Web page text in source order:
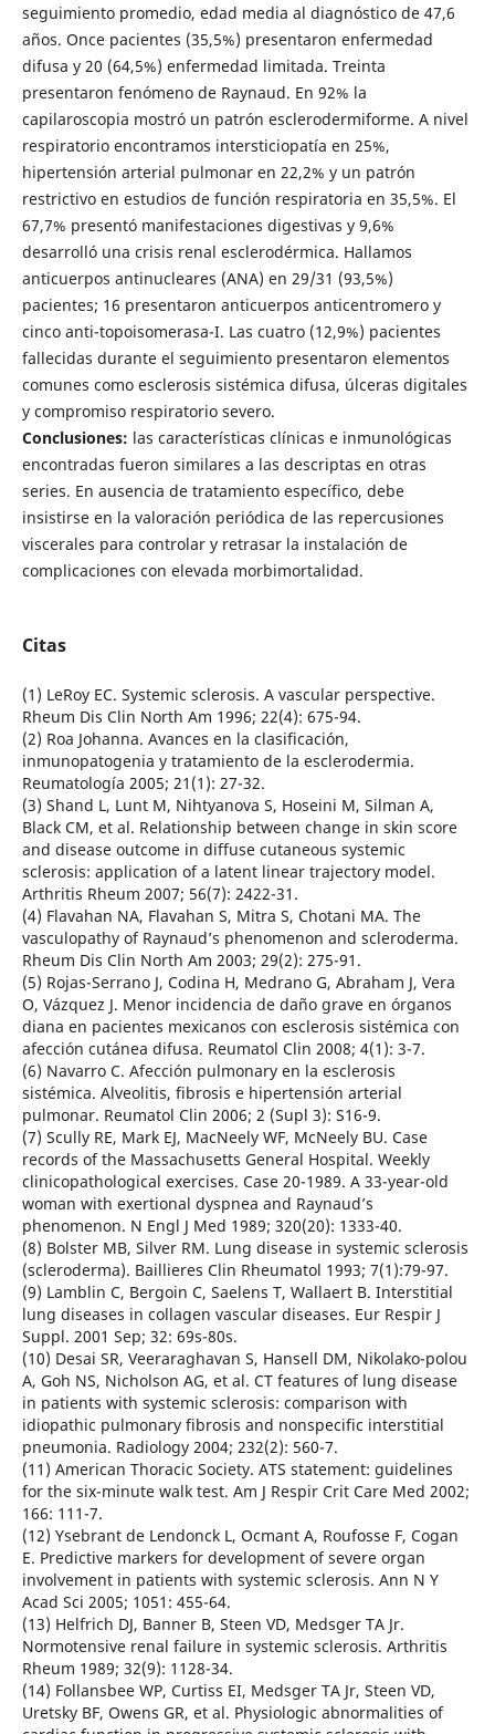
seguimiento promedio, edad media al diagnóstico de 47,6
años. Once pacientes (35,5%) presentaron enfermedad
difusa y 20 (64,5%) enfermedad limitada. Treinta
presentaron fenómeno de Raynaud. En 92% la
capilaroscopia mostró un patrón esclerodermiforme. A nivel
respiratorio encontramos intersticiopatía en 25%,
hipertensión arterial pulmonar en 22,2% y un patrón
restrictivo en estudios de función respiratoria en 35,5%. El
67,7% presentó manifestaciones digestivas y 9,6%
desarrolló una crisis renal esclerodérmica. Hallamos
anticuerpos antinucleares (ANA) en 29/31 (93,5%)
pacientes; 16 presentaron anticuerpos anticentromero y
cinco anti-topoisomerasa-I. Las cuatro (12,9%) pacientes
fallecidas durante el seguimiento presentaron elementos
comunes como esclerosis sistémica difusa, úlceras digitales
y compromiso respiratorio severo.
Conclusiones: las características clínicas e inmunológicas
encontradas fueron similares a las descriptas en otras
series. En ausencia de tratamiento específico, debe
insistirse en la valoración periódica de las repercusiones
viscerales para controlar y retrasar la instalación de
complicaciones con elevada morbimortalidad.
Citas
(1) LeRoy EC. Systemic sclerosis. A vascular perspective.
Rheum Dis Clin North Am 1996; 22(4): 675-94.
(2) Roa Johanna. Avances en la clasificación,
inmunopatogenia y tratamiento de la esclerodermia.
Reumatología 2005; 21(1): 27-32.
(3) Shand L, Lunt M, Nihtyanova S, Hoseini M, Silman A,
Black CM, et al. Relationship between change in skin score
and disease outcome in diffuse cutaneous systemic
sclerosis: application of a latent linear trajectory model.
Arthritis Rheum 2007; 56(7): 2422-31.
(4) Flavahan NA, Flavahan S, Mitra S, Chotani MA. The
vasculopathy of Raynaud’s phenomenon and scleroderma.
Rheum Dis Clin North Am 2003; 29(2): 275-91.
(5) Rojas-Serrano J, Codina H, Medrano G, Abraham J, Vera
O, Vázquez J. Menor incidencia de daño grave en órganos
diana en pacientes mexicanos con esclerosis sistémica con
afección cutánea difusa. Reumatol Clin 2008; 4(1): 3-7.
(6) Navarro C. Afección pulmonary en la esclerosis
sistémica. Alveolitis, fibrosis e hipertensión arterial
pulmonar. Reumatol Clin 2006; 2 (Supl 3): S16-9.
(7) Scully RE, Mark EJ, MacNeely WF, McNeely BU. Case
records of the Massachusetts General Hospital. Weekly
clinicopathological exercises. Case 20-1989. A 33-year-old
woman with exertional dyspnea and Raynaud’s
phenomenon. N Engl J Med 1989; 320(20): 1333-40.
(8) Bolster MB, Silver RM. Lung disease in systemic sclerosis
(scleroderma). Baillieres Clin Rheumatol 1993; 7(1):79-97.
(9) Lamblin C, Bergoin C, Saelens T, Wallaert B. Interstitial
lung diseases in collagen vascular diseases. Eur Respir J
Suppl. 2001 Sep; 32: 69s-80s.
(10) Desai SR, Veeraraghavan S, Hansell DM, Nikolako-polou
A, Goh NS, Nicholson AG, et al. CT features of lung disease
in patients with systemic sclerosis: comparison with
idiopathic pulmonary fibrosis and nonspecific interstitial
pneumonia. Radiology 2004; 232(2): 560-7.
(11) American Thoracic Society. ATS statement: guidelines
for the six-minute walk test. Am J Respir Crit Care Med 2002;
166: 111-7.
(12) Ysebrant de Lendonck L, Ocmant A, Roufosse F, Cogan
E. Predictive markers for development of severe organ
involvement in patients with systemic sclerosis. Ann N Y
Acad Sci 2005; 1051: 455-64.
(13) Helfrich DJ, Banner B, Steen VD, Medsger TA Jr.
Normotensive renal failure in systemic sclerosis. Arthritis
Rheum 1989; 32(9): 1128-34.
(14) Follansbee WP, Curtiss EI, Medsger TA Jr, Steen VD,
Uretsky BF, Owens GR, et al. Physiologic abnormalities of